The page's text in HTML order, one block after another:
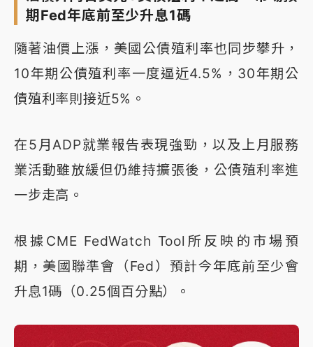
期Fed年底前至少升息1碼
隨著油價上漲，美國公債殖利率也同步攀升，
10年期公債殖利率一度逼近4.5%，30年期公
債殖利率則接近5%。
在5月ADP就業報告表現強勁，以及上月服務
業活動雖放緩但仍維持擴張後，公債殖利率進
一步走高。
根據CME FedWatch Tool所反映的市場預
期，美國聯準會（Fed）預計今年底前至少會
升息1碼（0.25個百分點）。